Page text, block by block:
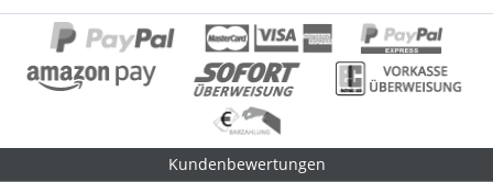
Kundenbewertungen